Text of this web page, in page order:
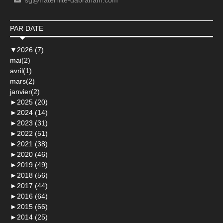
PAR DATE
▼ 2026 (7)
mai(2)
avril(1)
mars(2)
janvier(2)
► 2025 (20)
► 2024 (14)
► 2023 (31)
► 2022 (51)
► 2021 (38)
► 2020 (46)
► 2019 (49)
► 2018 (56)
► 2017 (44)
► 2016 (64)
► 2015 (66)
► 2014 (25)